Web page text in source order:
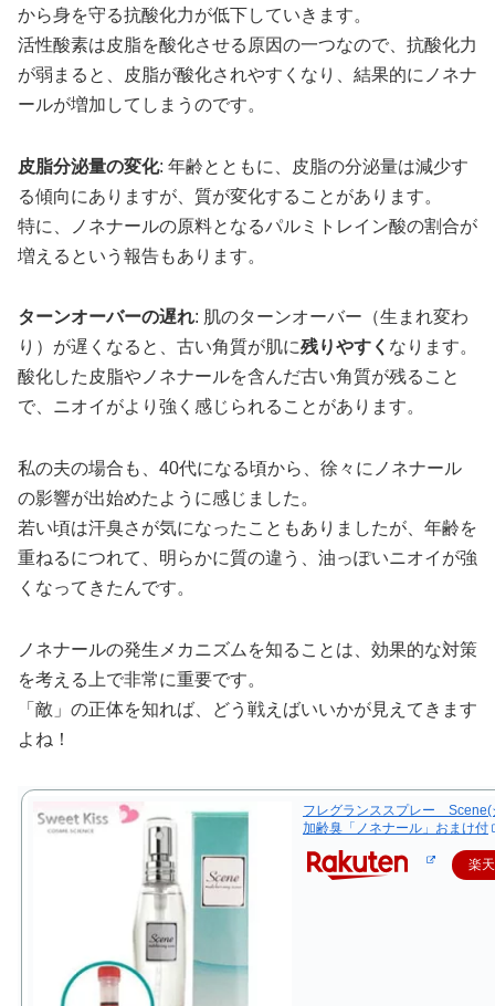
から身を守る抗酸化力が低下していきます。
活性酸素は皮脂を酸化させる原因の一つなので、抗酸化力
が弱まると、皮脂が酸化されやすくなり、結果的にノネナ
ールが増加してしまうのです。
皮脂分泌量の変化: 年齢とともに、皮脂の分泌量は減少す
る傾向にありますが、質が変化することがあります。
特に、ノネナールの原料となるパルミトレイン酸の割合が
増えるという報告もあります。
ターンオーバーの遅れ: 肌のターンオーバー（生まれ変わ
り）が遅くなると、古い角質が肌に残りやすく なります。
酸化した皮脂やノネナールを含んだ古い角質が残ること
で、ニオイがより強く感じられることがあります。
私の夫の場合も、40代になる頃から、徐々にノネナール
の影響が出始めたように感じました。
若い頃は汗臭さが気になったこともありましたが、年齢を
重ねるにつれて、明らかに質の違う、油っぽいニオイが強
くなってきたんです。
ノネナールの発生メカニズムを知ることは、効果的な対策
を考える上で非常に重要です。
「敵」の正体を知れば、どう戦えばいいかが見えてきます
よね！
フレグランススプレー
加齢臭「ノネナール」おまけ付
楽